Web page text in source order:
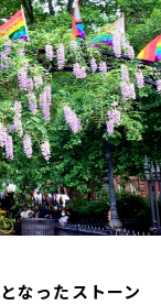
なったストーン